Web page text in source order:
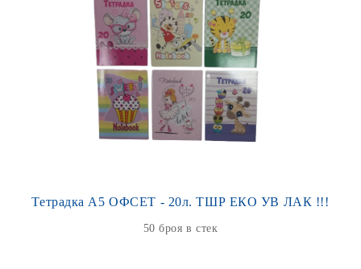
Тетрадка А5 ОФСЕТ - 20л. ТШР ЕКО УВ ЛАК !!!
50 броя в стек